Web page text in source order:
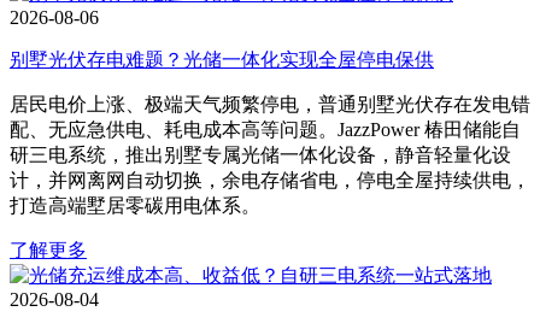
2026-08-06
别墅光伏存电难题？光储一体化实现全屋停电保供
居民电价上涨、极端天气频繁停电，普通别墅光伏存在发电错
配、无应急供电、耗电成本高等问题。JazzPower 椿田储能自
研三电系统，推出别墅专属光储一体化设备，静音轻量化设
计，并网离网自动切换，余电存储省电，停电全屋持续供电，
打造高端墅居零碳用电体系。
了解更多
2026-08-04